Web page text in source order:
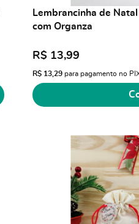
Lembrancinha de
com Organza
R$ 13,99
R$ 13,29para pagamento no